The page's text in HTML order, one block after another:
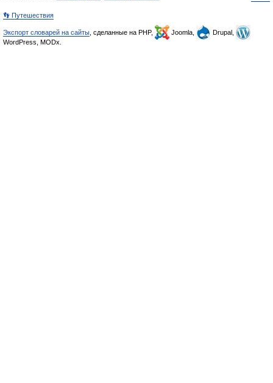
👣 Путешествия
Экспорт словарей на сайты , сделанные на PHP, Joomla,
Drupal,
WordPress, MODx.